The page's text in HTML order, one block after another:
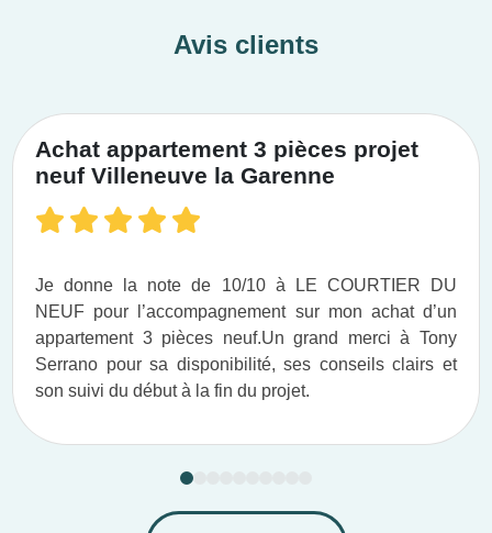
Avis clients
Achat appartement 3 pièces projet
neuf Villeneuve la Garenne
Je donne la note de 10/10 à LE COURTIER DU
NEUF pour l’accompagnement sur mon achat d’un
appartement 3 pièces neuf.​ Un grand merci à Tony
Serrano pour sa disponibilité, ses conseils clairs et
son suivi du début à la fin du projet.​